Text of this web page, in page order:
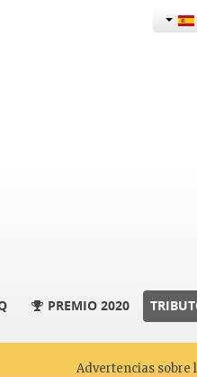
PREMIO 2020
Advertencias sobre